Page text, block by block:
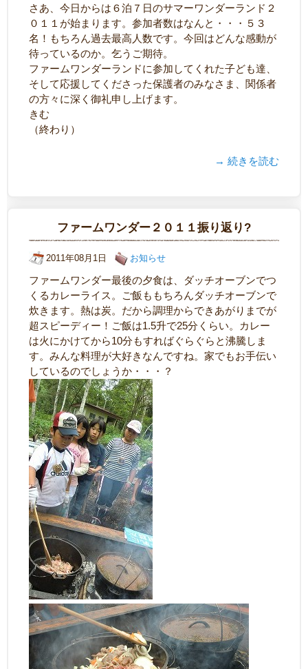
さあ、今日からは６泊７日のサマーワンダーランド２
０１１が始まります。参加者数はなんと・・・５３
名！もちろん過去最高人数です。今回はどんな感動が
待っているのか。乞うご期待。
ファームワンダーランドに参加してくれた子ども達、
そして応援してくださった保護者のみなさま、関係者
の方々に深く御礼申し上げます。
きむ
（終わり）
→ 続きを読む
ファームワンダー２０１１振り返り?
2011年08月1日 お知らせ
ファームワンダー最後の夕食は、ダッチオーブンでつ
くるカレーライス。ご飯ももちろんダッチオーブンで
炊きます。熱は炭。だから調理からできあがりまでが
超スピーディー！ご飯は1.5升で25分くらい。カレー
は火にかけてから10分もすればぐらぐらと沸騰しま
す。みんな料理が大好きなんですね。家でもお手伝い
しているのでしょうか・・・？